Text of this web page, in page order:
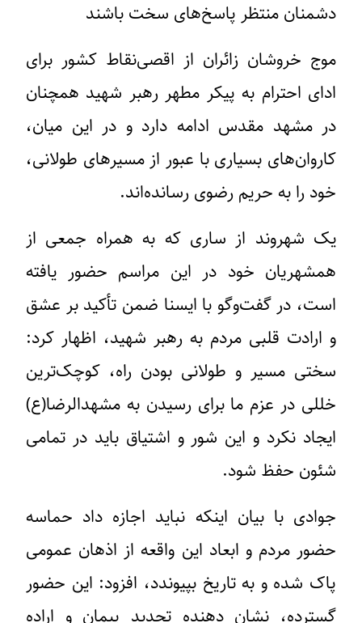
دشمنان منتظر پاسخ‌های سخت باشند
موج خروشان زائران از اقصی‌نقاط کشور برای
ادای احترام به پیکر مطهر رهبر شهید همچنان
در مشهد مقدس ادامه دارد و در این میان،
کاروان‌های بسیاری با عبور از مسیرهای طولانی،
خود را به حریم رضوی رسانده‌اند.
یک شهروند از ساری که به همراه جمعی از
همشهریان خود در این مراسم حضور یافته
است، در گفت‌وگو با ایسنا ضمن تأکید بر عشق
و ارادت قلبی مردم به رهبر شهید، اظهار کرد:
سختی مسیر و طولانی بودن راه، کوچک‌ترین
خللی در عزم ما برای رسیدن به مشهدالرضا(ع)
ایجاد نکرد و این شور و اشتیاق باید در تمامی
شئون حفظ شود.
جوادی با بیان اینکه نباید اجازه داد حماسه‌
حضور مردم و ابعاد این واقعه از اذهان عمومی
پاک شده و به تاریخ بپیوندد، افزود: این حضور
گسترده، نشان ‌دهنده‌ تجدید پیمان و اراده‌